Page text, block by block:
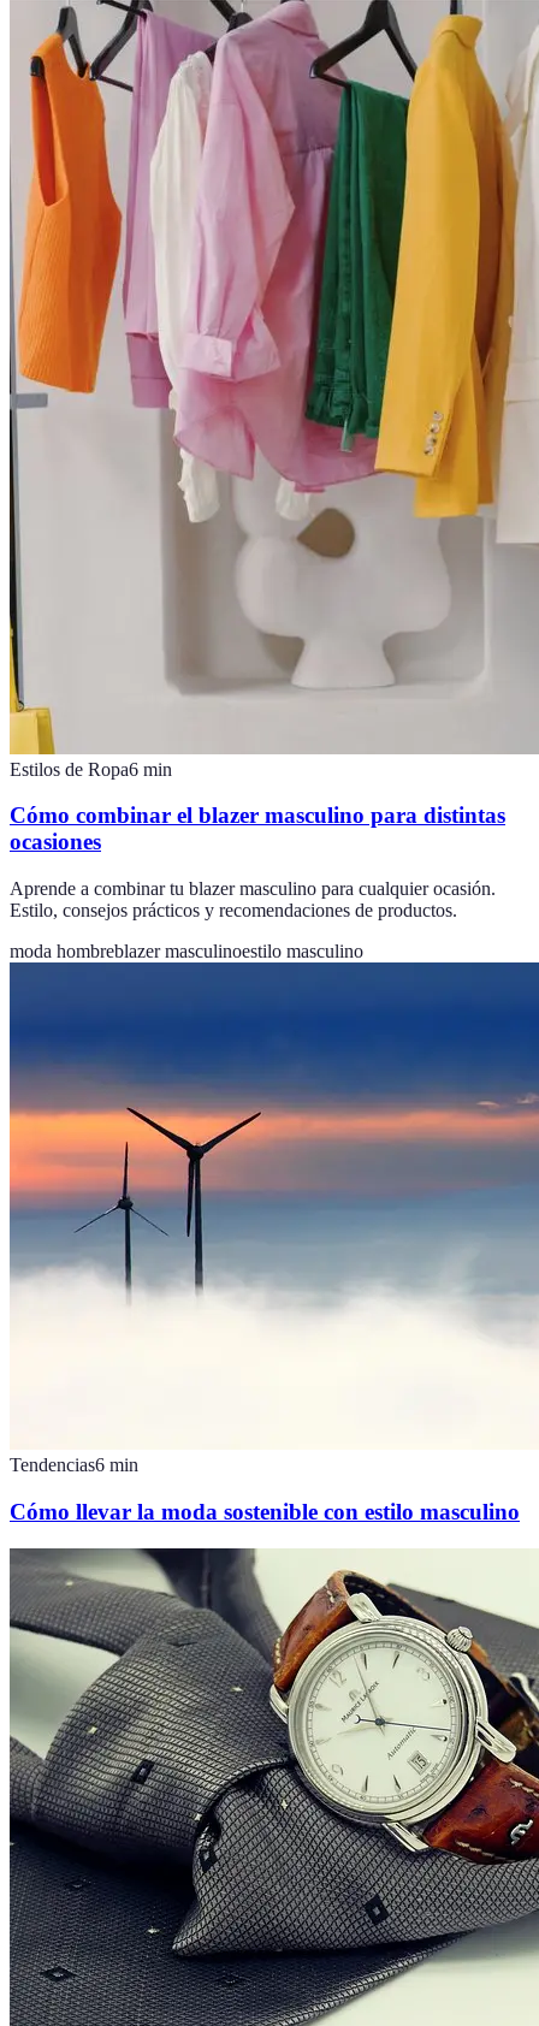
Estilos de Ropa6 min
Cómo combinar el blazer masculino para distintas
ocasiones
Aprende a combinar tu blazer masculino para cualquier ocasión.
Estilo, consejos prácticos y recomendaciones de productos.
moda hombreblazer masculinoestilo masculino
Tendencias6 min
Cómo llevar la moda sostenible con estilo masculino